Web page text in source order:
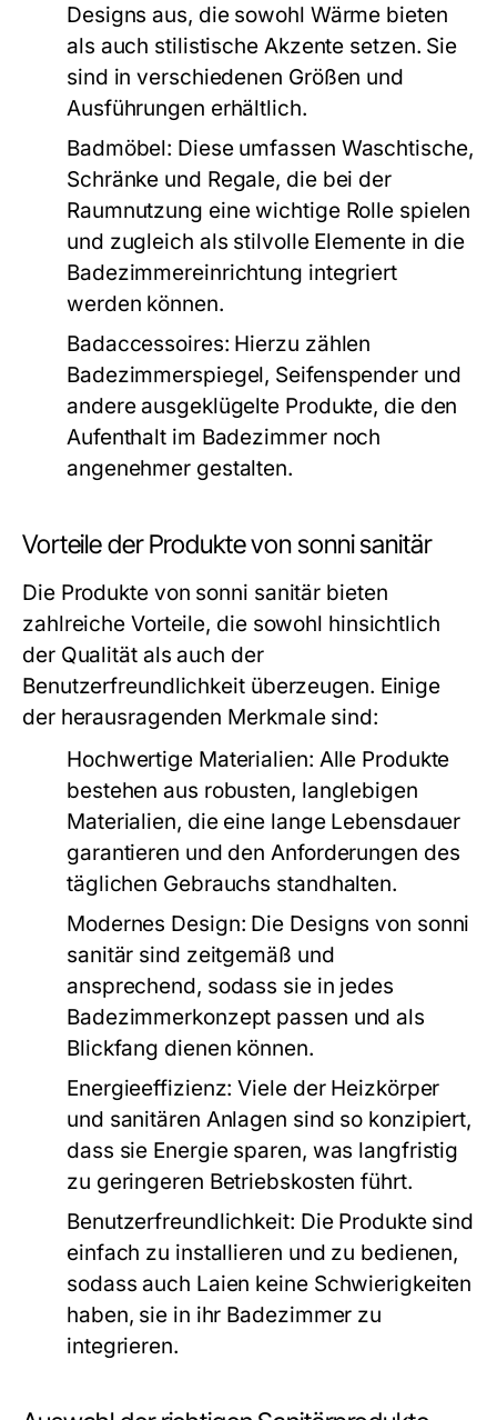
Designs aus, die sowohl Wärme bieten
als auch stilistische Akzente setzen. Sie
sind in verschiedenen Größen und
Ausführungen erhältlich.
Badmöbel: Diese umfassen Waschtische,
Schränke und Regale, die bei der
Raumnutzung eine wichtige Rolle spielen
und zugleich als stilvolle Elemente in die
Badezimmereinrichtung integriert
werden können.
Badaccessoires: Hierzu zählen
Badezimmerspiegel, Seifenspender und
andere ausgeklügelte Produkte, die den
Aufenthalt im Badezimmer noch
angenehmer gestalten.
Vorteile der Produkte von sonni sanitär
Die Produkte von sonni sanitär bieten
zahlreiche Vorteile, die sowohl hinsichtlich
der Qualität als auch der
Benutzerfreundlichkeit überzeugen. Einige
der herausragenden Merkmale sind:
Hochwertige Materialien: Alle Produkte
bestehen aus robusten, langlebigen
Materialien, die eine lange Lebensdauer
garantieren und den Anforderungen des
täglichen Gebrauchs standhalten.
Modernes Design: Die Designs von sonni
sanitär sind zeitgemäß und
ansprechend, sodass sie in jedes
Badezimmerkonzept passen und als
Blickfang dienen können.
Energieeffizienz: Viele der Heizkörper
und sanitären Anlagen sind so konzipiert,
dass sie Energie sparen, was langfristig
zu geringeren Betriebskosten führt.
Benutzerfreundlichkeit: Die Produkte sind
einfach zu installieren und zu bedienen,
sodass auch Laien keine Schwierigkeiten
haben, sie in ihr Badezimmer zu
integrieren.